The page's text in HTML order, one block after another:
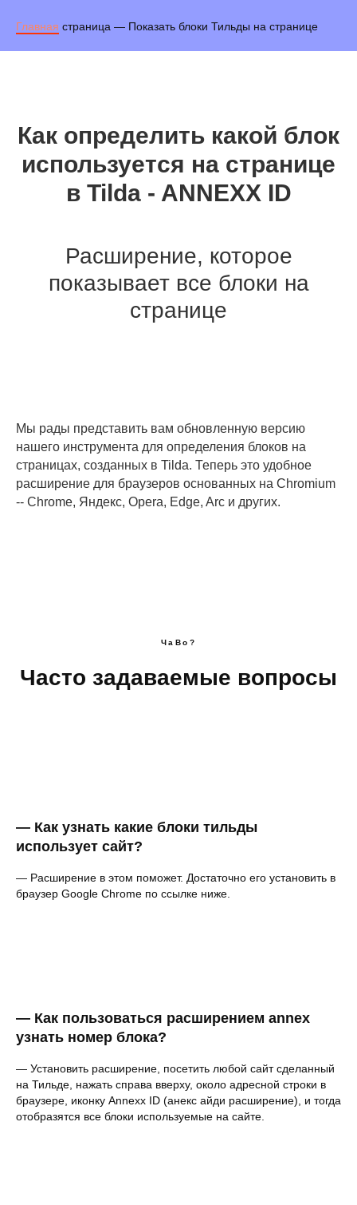
Главная страница — Показать блоки Тильды на странице
Как определить какой блок
используется на странице
в Tilda - ANNEXX ID
Расширение, которое
показывает все блоки на
странице
Мы рады представить вам обновленную версию
нашего инструмента для определения блоков на
страницах, созданных в Tilda. Теперь это удобное
расширение для браузеров основанных на Chromium
-- Chrome, Яндекс, Opera, Edge, Arc и других.
ЧаВо?
Часто задаваемые вопросы
— Как узнать какие блоки тильды
использует сайт?
— Расширение в этом поможет. Достаточно его установить в
браузер Google Chrome по ссылке ниже.
— Как пользоваться расширением annex
узнать номер блока?
— Установить расширение, посетить любой сайт сделанный
на Тильде, нажать справа вверху, около адресной строки в
браузере, иконку Annexx ID (анекс айди расширение), и тогда
отобразятся все блоки используемые на сайте.